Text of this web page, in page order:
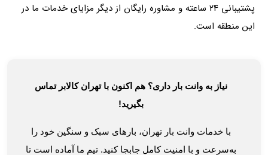
پشتیبانی ۲۴ ساعته و مشاوره رایگان از دیگر مزایای خدمات ما در
این منطقه است.
نیاز به وانت بار داری؟ هم اکنون با تهران کالابر تماس
بگیرید!
با خدمات وانت بار تهران، بارهای سبک و سنگین خود را
به‌سرعت و با امنیت کامل جابجا کنید. تیم ما آماده است تا